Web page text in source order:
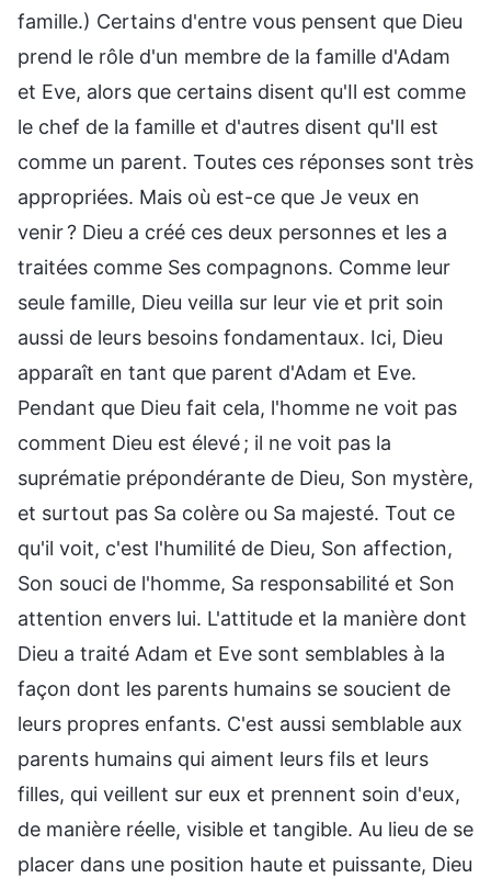
famille.) Certains d'entre vous pensent que Dieu
prend le rôle d'un membre de la famille d'Adam
et Eve, alors que certains disent qu'Il est comme
le chef de la famille et d'autres disent qu'Il est
comme un parent. Toutes ces réponses sont très
appropriées. Mais où est-ce que Je veux en
venir ? Dieu a créé ces deux personnes et les a
traitées comme Ses compagnons. Comme leur
seule famille, Dieu veilla sur leur vie et prit soin
aussi de leurs besoins fondamentaux. Ici, Dieu
apparaît en tant que parent d'Adam et Eve.
Pendant que Dieu fait cela, l'homme ne voit pas
comment Dieu est élevé ; il ne voit pas la
suprématie prépondérante de Dieu, Son mystère,
et surtout pas Sa colère ou Sa majesté. Tout ce
qu'il voit, c'est l'humilité de Dieu, Son affection,
Son souci de l'homme, Sa responsabilité et Son
attention envers lui. L'attitude et la manière dont
Dieu a traité Adam et Eve sont semblables à la
façon dont les parents humains se soucient de
leurs propres enfants. C'est aussi semblable aux
parents humains qui aiment leurs fils et leurs
filles, qui veillent sur eux et prennent soin d'eux,
de manière réelle, visible et tangible. Au lieu de se
placer dans une position haute et puissante, Dieu